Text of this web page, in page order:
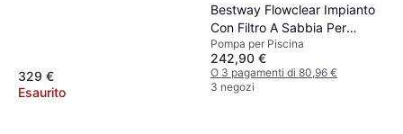
329 €
Esaurito
Bestway Flowclear Impianto
Con Filtro A Sabbia Per
Piscina 32mm 1/3 hp
Pompa per Piscina
242,90 €
O 3 pagamenti di 80,96 €
3 negozi